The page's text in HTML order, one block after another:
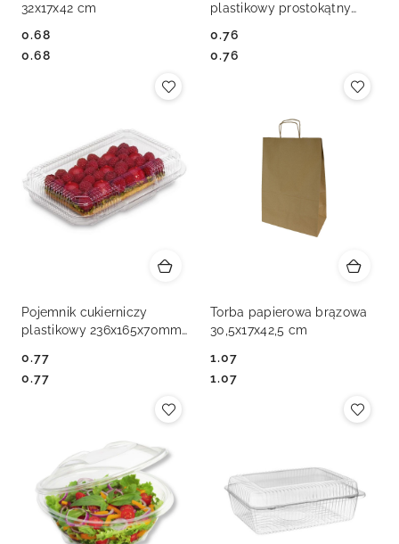
32x17x42 cm
Cena:
0.68
Cena:
0.68
plastikowy prostokątny
Cena:
0.76
Cena:
0.76
Pojemnik cukierniczy
plastikowy 236x165x70mm
Cena:
0.77
Cena:
0.77
Torba papierowa brązowa
30,5x17x42,5 cm
Cena:
1.07
Cena:
1.07